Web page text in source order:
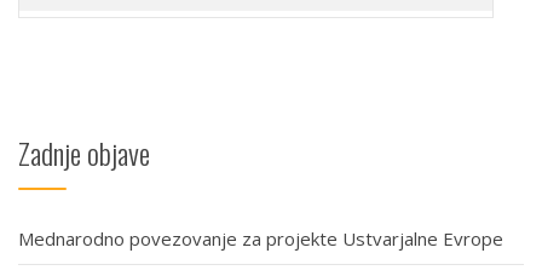
Zadnje objave
Mednarodno povezovanje za projekte Ustvarjalne Evrope